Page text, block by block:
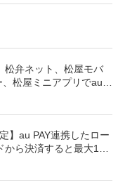
松弁ネット、松屋モバ
松屋ミニアプリでau
】au PAY連携したロー
ら決済すると最大100